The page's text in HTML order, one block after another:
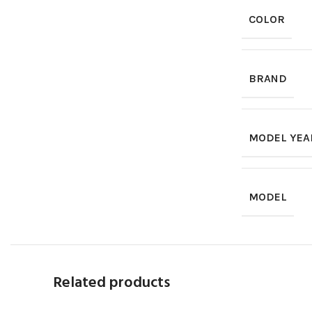
COLOR
BRAND
MODEL
MODEL
Related products